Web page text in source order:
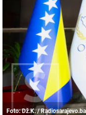
Foto: Dž.K. /